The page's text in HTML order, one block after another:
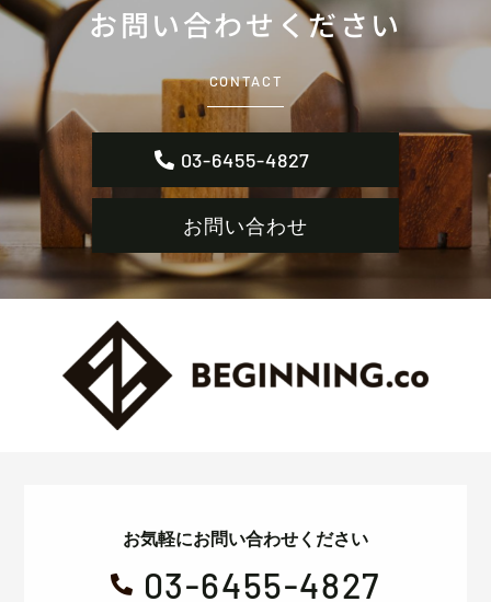
お問い合わせください
CONTACT
03-6455-4827
お問い合わせ
お気軽にお問い合わせください
 03-6455-4827